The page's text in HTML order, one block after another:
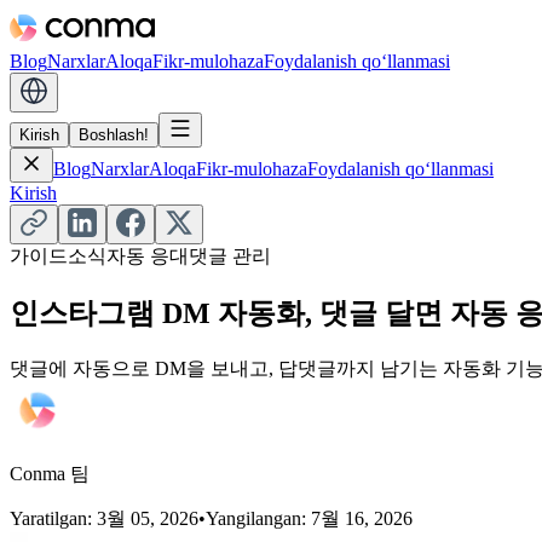
BlogNarxlarAloqaFikr-mulohazaFoydalanish qoʻllanmasi
Kirish Boshlash!
BlogNarxlarAloqaFikr-mulohazaFoydalanish qoʻllanmasi
Kirish
가이드소식자동 응대 댓글 관리
인스타그램 DM 자동화, 댓글 달면 자동
댓글에 자동으로 DM을 보내고, 답댓글까지 남기는 자동화 기능
Conma 팀
Yaratilgan: 3월 05, 2026•Yangilangan: 7월 16, 2026